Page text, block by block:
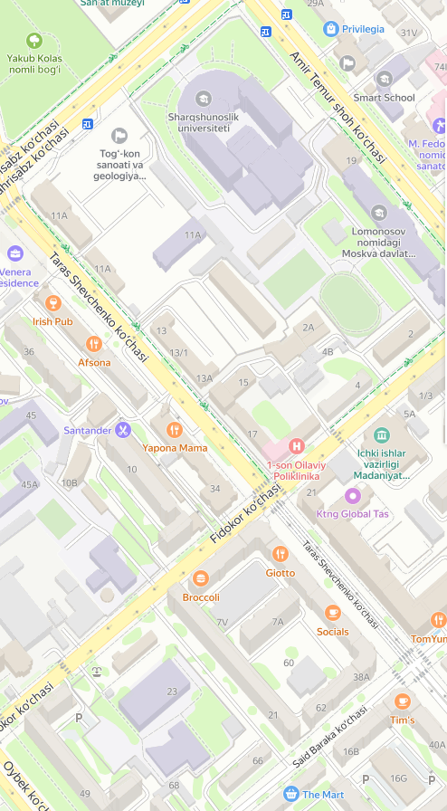
Asialuxe
Sayohlik agentligi
Yandex Mapsda ochish